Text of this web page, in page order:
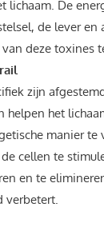
lichaam. De
de lever en
deze toxines
zijn
helpen het
manier te
cellen te
en te
verbetert.